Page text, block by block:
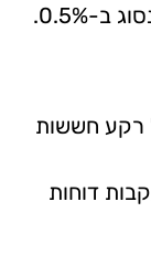
ב-0.5%.
על רקע חששות
בעקבות דוחות